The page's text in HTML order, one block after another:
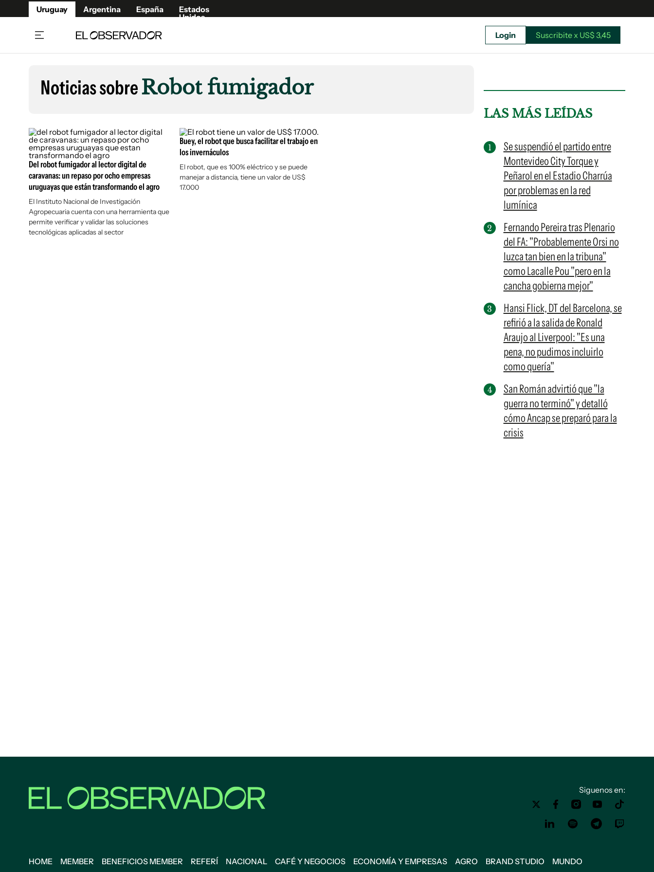
Uruguay Argentina España
Estados
Unidos
Beneficios Member
Café y Negocios
Economía y Empresas
Agro
Brand Studio
Mundo
Cultura y Espectáculos
Fúnebres
Publicaciones
Newsletters
Argentina
España
Suscribite x US$ 3,45
Login Suscribite x US$ 3,45
Noticias sobreRobot fumigador
Del robot fumigador al lector digital de
caravanas: un repaso por ocho empresas
uruguayas que están transformando el agro
El Instituto Nacional de Investigación
Agropecuaria cuenta con una herramienta que
permite verificar y validar las soluciones
tecnológicas aplicadas al sector
Buey, el robot que busca facilitar el trabajo en
los invernáculos
El robot, que es 100% eléctrico y se puede
manejar a distancia, tiene un valor de US$
17.000
LAS MÁS LEÍDAS
Se suspendió el partido entre
Montevideo City Torque y
Peñarol en el Estadio Charrúa
por problemas en la red
lumínica
Fernando Pereira tras Plenario
del FA: "Probablemente Orsi no
luzca tan bien en la tribuna"
como Lacalle Pou "pero en la
cancha gobierna mejor"
Hansi Flick, DT del Barcelona, se
refirió a la salida de Ronald
Araujo al Liverpool: "Es una
pena, no pudimos incluirlo
como quería"
San Román advirtió que "la
guerra no terminó" y detalló
cómo Ancap se preparó para la
crisis
Siguenos en:
HOME MEMBER BENEFICIOS MEMBER REFERÍ NACIONAL CAFÉ Y NEGOCIOS ECONOMÍA Y EMPRESAS AGRO BRAND STUDIO MUNDO